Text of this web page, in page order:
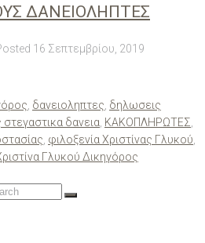
ΔΑΝΕΙΟΛΗΠΤΕΣ
16 Σεπτεμβρίου, 2019
δανειοληπτες δηλωσεις
δανεια ΚΑΚΟΠΛΗΡΩΤΕΣ
φιλοξενία Χριστίνας Γλυκού
Γλυκού Δικηγόρος